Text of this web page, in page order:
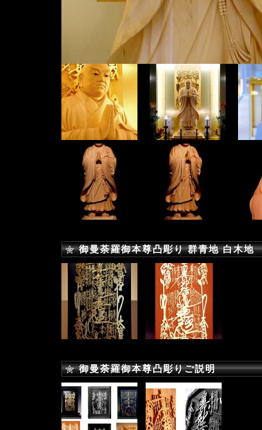
御曼荼羅御本尊凸彫り 群青地 白木地
御曼荼羅御本尊凸彫りご説明